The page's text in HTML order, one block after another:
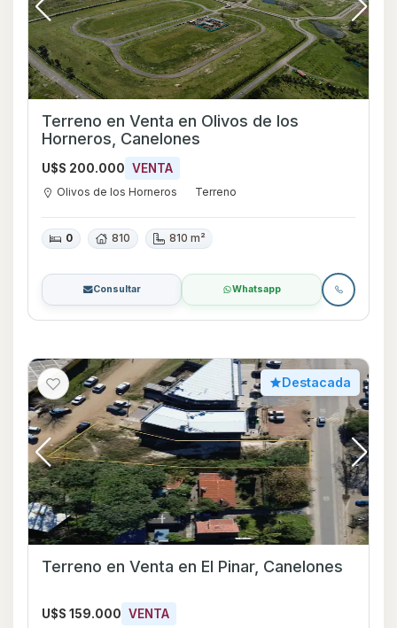
Terreno en Venta en Olivos de los
Horneros, Canelones
U$S 200.000 VENTA
Olivos de los Horneros Terreno
0 810 810 m²
Consultar Whatsapp
Destacada
Terreno en Venta en El Pinar, Canelones
U$S 159.000 VENTA